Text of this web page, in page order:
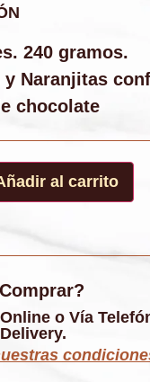
240 gramos.
y Naranjitas
chocolate
al carrito
o Vía